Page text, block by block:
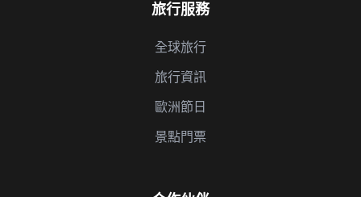
旅行服務
全球旅行
旅行資訊
歐洲節日
景點門票